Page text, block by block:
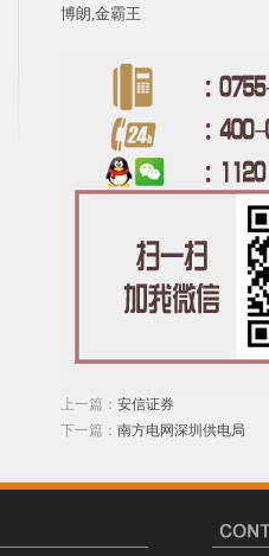
博朗,金霸王
上一篇： 安信证券
下一篇： 南方电网深圳供电局